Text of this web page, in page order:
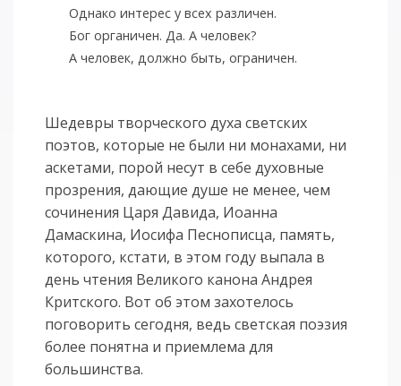
Однако интерес у всех различен.
Бог органичен. Да. А человек?
А человек, должно быть, ограничен.
Шедевры творческого духа светских
поэтов, которые не были ни монахами, ни
аскетами, порой несут в себе духовные
прозрения, дающие душе не менее, чем
сочинения Царя Давида, Иоанна
Дамаскина, Иосифа Песнописца, память,
которого, кстати, в этом году выпала в
день чтения Великого канона Андрея
Критского. Вот об этом захотелось
поговорить сегодня, ведь светская поэзия
более понятна и приемлема для
большинства.